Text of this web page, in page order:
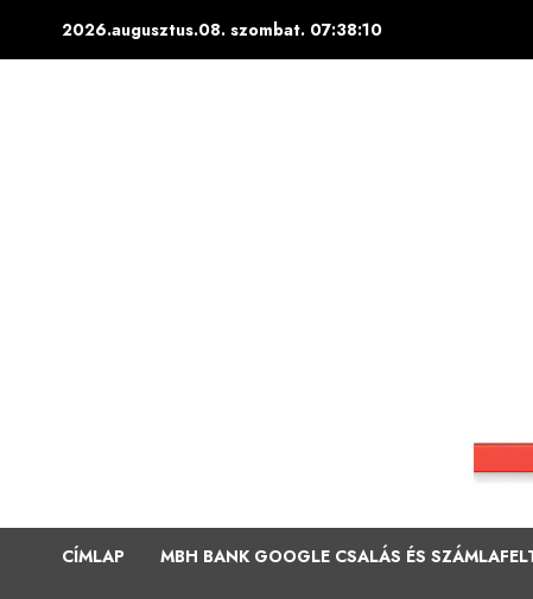
2026.augusztus.08. szombat. 07:38:11
CÍMLAP MBH BANK GOOGLE CSALÁS ÉS